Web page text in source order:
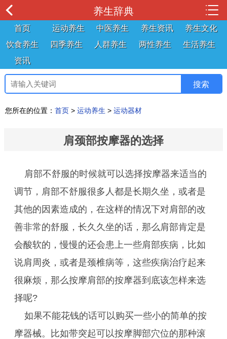
养生辞典
首页 运动养生 中医养生 养生资讯
养生文化
饮食养生
四季养生 人群养生 两性养生
生活养生
资讯
您所在的位置： 首页 > 运动养生 > 运动器材
肩颈部按摩器的选择
肩部不舒服的时候就可以选择按摩器来适当的
调节，肩部不舒服很多人都是长期久坐，或者是
其他的因素造成的，在这样的情况下对肩部的改
善非常的舒服，长久久坐的话，那么肩部肯定是
会酸软的，慢慢的还会患上一些肩部疾病，比如
说肩周炎，或者是颈椎病等，这些疾病治疗起来
很麻烦，那么按摩肩部的按摩器到底该怎样来选
择呢?
如果不能花钱的话可以购买一些小的简单的按
摩器械。比如带突起可以按摩脚部穴位的那种滚